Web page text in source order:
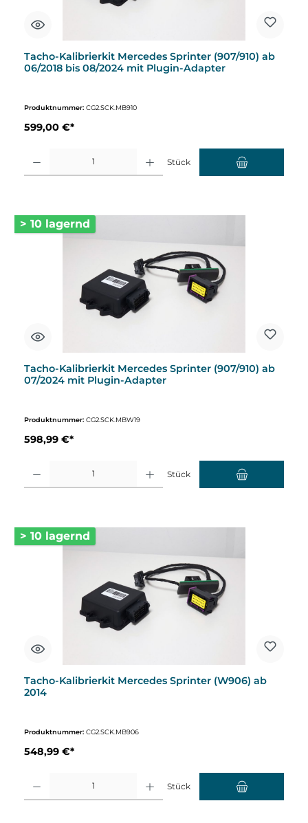
Tacho-Kalibrierkit Mercedes Sprinter (907/910) ab
06/2018 bis 08/2024 mit Plugin-Adapter
Produktnummer: CG2.SCK.MB910
599,00 €*
Stück
> 10 lagernd
Tacho-Kalibrierkit Mercedes Sprinter (907/910) ab
07/2024 mit Plugin-Adapter
Produktnummer: CG2.SCK.MBW19
598,99 €*
Stück
> 10 lagernd
Tacho-Kalibrierkit Mercedes Sprinter (W906) ab
2014
Produktnummer: CG2.SCK.MB906
548,99 €*
Stück